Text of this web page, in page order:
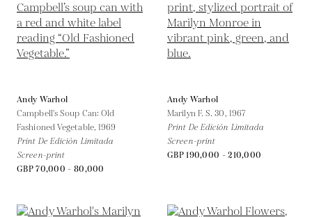
Andy Warhol
Campbell's Soup Can: Old
Fashioned Vegetable,1969
Print De Edición Limitada
Screen-print
GBP 70,000 - 80,000
Andy Warhol
Marilyn F. S. 30, 1967
Print De Edición Limitada
Screen-print
GBP 190,000 - 210,000